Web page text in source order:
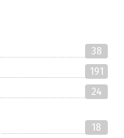
38
191
24
18